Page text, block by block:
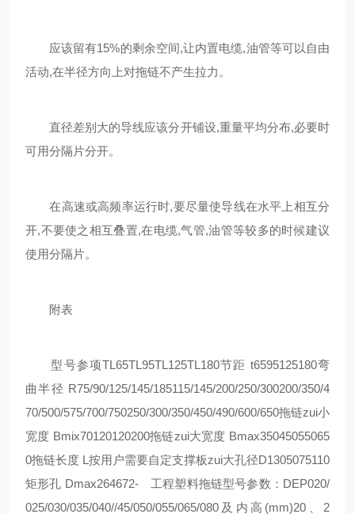
应该留有15%的剩余空间,让内置电缆,油管等可以自由
活动,在半径方向上对拖链不产生拉力。
直径差别大的导线应该分开铺设,重量平均分布,必要时
可用分隔片分开。
在高速或高频率运行时,要尽量使导线在水平上相互分
开,不要使之相互叠置,在电缆,气管,油管等较多的时候建议
使用分隔片。
附表
型号参项TL65TL95TL125TL180节距 t6595125180弯
曲半径 R75/90/125/145/185115/145/200/250/300200/350/4
70/500/575/700/750250/300/350/450/490/600/650拖链zui小
宽度 Bmix70120120200拖链zui大宽度 Bmax35045055065
0拖链长度 L按用户需要自定支撑板zui大孔径D1305075110
矩形孔 Dmax264672- 工程塑料拖链型号参数：DEP020/
025/030/035/040//45/050/055/065/080及内高(mm)20、2